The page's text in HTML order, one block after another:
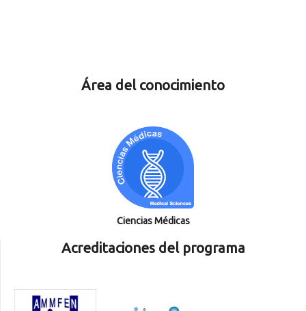
Área del conocimiento
Ciencias Médicas
Acreditaciones del programa